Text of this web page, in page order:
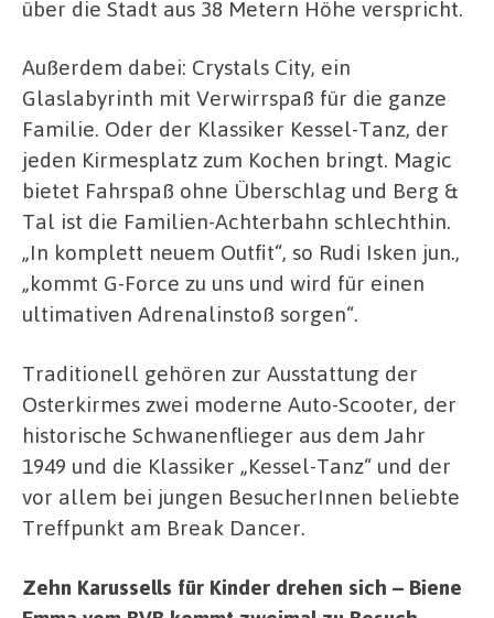
über die Stadt aus 38 Metern Höhe verspricht.
Außerdem dabei: Crystals City, ein
Glaslabyrinth mit Verwirrspaß für die ganze
Familie. Oder der Klassiker Kessel-Tanz, der
jeden Kirmesplatz zum Kochen bringt. Magic
bietet Fahrspaß ohne Überschlag und Berg &
Tal ist die Familien-Achterbahn schlechthin.
„In komplett neuem Outfit“, so Rudi Isken jun.,
„kommt G-Force zu uns und wird für einen
ultimativen Adrenalinstoß sorgen“.
Traditionell gehören zur Ausstattung der
Osterkirmes zwei moderne Auto-Scooter, der
historische Schwanenflieger aus dem Jahr
1949 und die Klassiker „Kessel-Tanz“ und der
vor allem bei jungen BesucherInnen beliebte
Treffpunkt am Break Dancer.
Zehn Karussells für Kinder drehen sich – Biene